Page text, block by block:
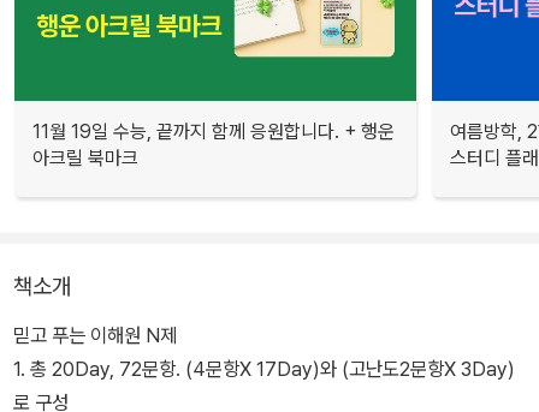
11월 19일 수능, 끝까지 함께 응원합니다. + 행운
아크릴 북마크
여름방학,
스터디 플
책소개
믿고 푸는 이해원 N제
1. 총 20Day, 72문항. (4문항X 17Day)와 (고난도2문항X 3Day)
로 구성